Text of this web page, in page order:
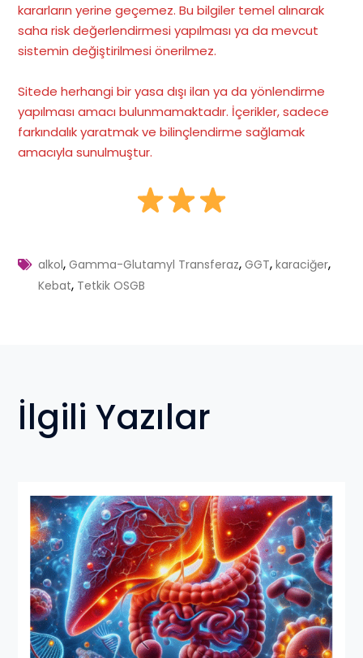
kararların yerine geçemez. Bu bilgiler temel alınarak
saha risk değerlendirmesi yapılması ya da mevcut
sistemin değiştirilmesi önerilmez.
Sitede herhangi bir yasa dışı ilan ya da yönlendirme
yapılması amacı bulunmamaktadır. İçerikler, sadece
farkındalık yaratmak ve bilinçlendirme sağlamak
amacıyla sunulmuştur.
alkol,Gamma-Glutamyl Transferaz,GGT,karaciğer,
Kebat, Tetkik OSGB
İlgili Yazılar